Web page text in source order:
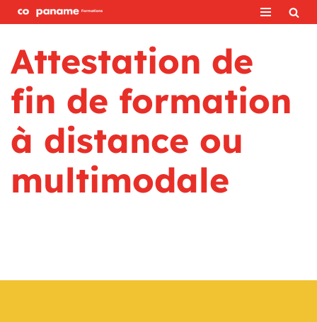
au
contenu
Attestation de
fin de formation
à distance ou
multimodale